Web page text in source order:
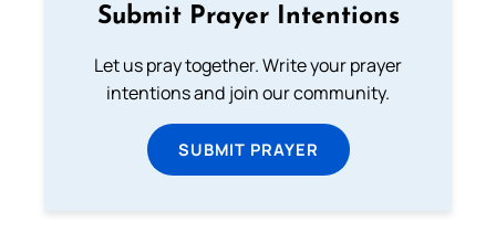
Submit Prayer Intentions
Let us pray together. Write your prayer
intentions and join our community.
SUBMIT PRAYER